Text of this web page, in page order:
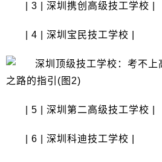
| 3 | 深圳携创高级技工学校 |
| 4 | 深圳宝民技工学校 |
| 5 | 深圳第二高级技工学校 |
| 6 | 深圳科迪技工学校 |